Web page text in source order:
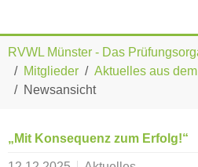
RVWL Münster - Das
Mitglieder
Aktuelles aus
Newsansicht
„Mit Konsequenz zum Erfolg!“